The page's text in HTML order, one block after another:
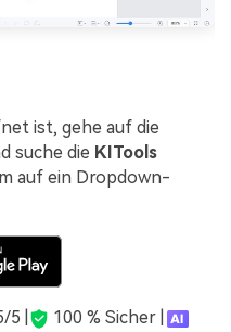
ist, gehe auf die
suche die KITools
auf ein Dropdown-
|
100 % Sicher |